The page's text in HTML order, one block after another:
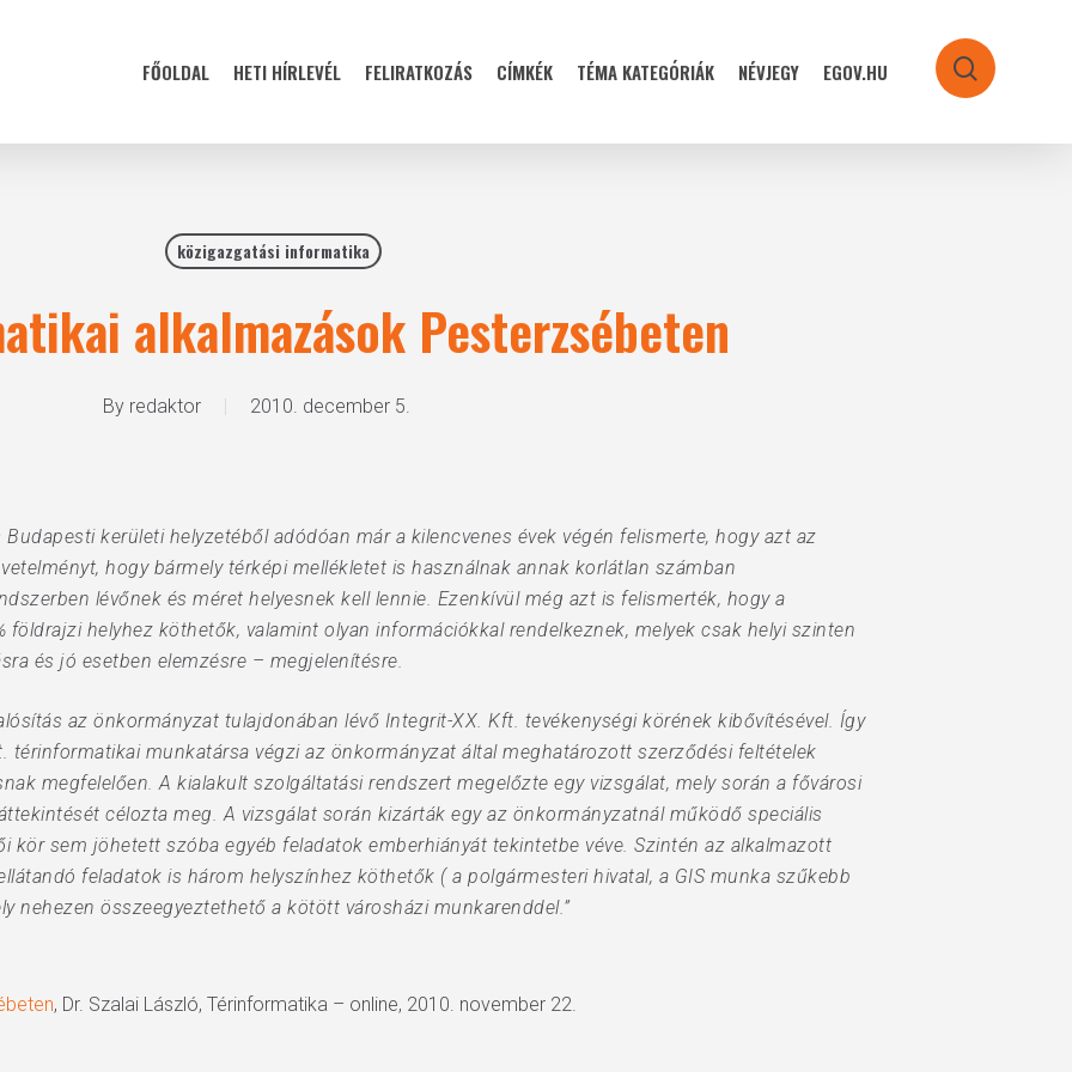
FŐOLDAL HETI HÍRLEVÉL FELIRATKOZÁS CÍMKÉK TÉMA KATEGÓRIÁK NÉVJEGY EGOV.HU search
közigazgatási informatika
alkalmazások Pesterzsébeten
By redaktor 2010. december 5.
kerületi helyzetéből adódóan már a kilencvenes évek végén felismerte, hogy azt az
hogy bármely térképi mellékletet is használnak annak korlátlan számban
lévőnek és méret helyesnek kell lennie. Ezenkívül még azt is felismerték, hogy a
földrajzi helyhez köthetők, valamint olyan információkkal rendelkeznek, melyek csak helyi szinten
és jó esetben elemzésre – megjelenítésre.
az önkormányzat tulajdonában lévő Integrit-XX. Kft. tevékenységi körének kibővítésével. Így
munkatársa végzi az önkormányzat által meghatározott szerződési feltételek
megfelelően. A kialakult szolgáltatási rendszert megelőzte egy vizsgálat, mely során a fővárosi
célozta meg. A vizsgálat során kizárták egy az önkormányzatnál működő speciális
kör sem jöhetett szóba egyéb feladatok emberhiányát tekintetbe véve. Szintén az alkalmazott
feladatok is három helyszínhez köthetők ( a polgármesteri hivatal, a GIS munka szűkebb
nehezen összeegyeztethető a kötött városházi munkarenddel.”
, Dr. Szalai László, Térinformatika – online, 2010. november 22.